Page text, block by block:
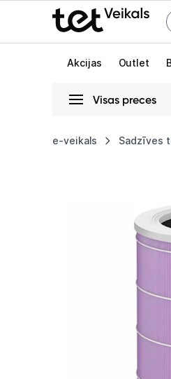
Uz kategorijam
Akcijas Outlet
Visas preces
e-veikals Sadzīves
Globāls iestatījums animāciju
SCG4011TW